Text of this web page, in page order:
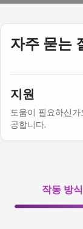
자주 묻는
지원
도움이 필요하신
공합니다.
작동 방식